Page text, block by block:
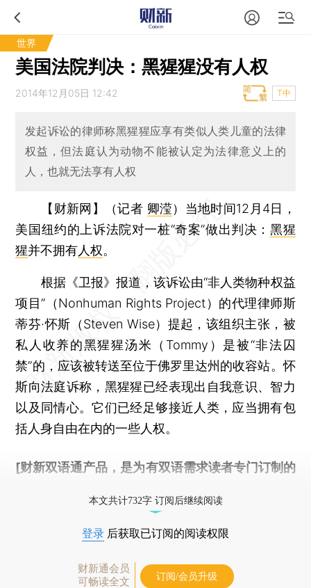
世界
美国法院判决：黑猩猩没有人权
2014年12月05日 12:42 T中
发起诉讼的律师称黑猩猩应享有类似人类儿童的法律
权益，但法庭认为动物不能被认定为法律意义上的
人，也就无法享有人权
【财新网】（记者 卿滢） 当地时间12月4日，
美国纽约的上诉法院对一桩“奇案”做出判决：黑猩
猩并不拥有人权。
根据《卫报》报道，该诉讼由“非人类物种权益
项目”（Nonhuman Rights Project）的代理律师斯
蒂芬·怀斯（Steven Wise）提起，该组织主张，被
私人收养的黑猩猩汤米（Tommy）是被“非法囚
禁”的，应该被转送至位于佛罗里达州的收容站。怀
斯向法庭诉称，黑猩猩已经表现出自我意识、智力
以及同情心。它们已经足够接近人类，应当拥有包
括人身自由在内的一些人权。
[财新双语通产品，是为有双语需求读者专门订制的
本文共计732字 订阅后继续阅读
登录 后获取已订阅的阅读权限
财新通会员
可畅读全文
订阅/会员升级